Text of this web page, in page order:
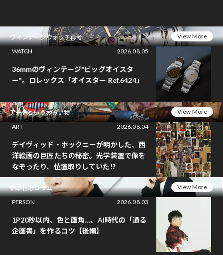
ヴィンテージウォッチ再考
View More
WATCH
2026.08.05
36mmのヴィンテージ"ビッグオイスタ
ー"。ロレックス「オイスター Ref.6424」
アートというお買い物
View More
ART
2026.08.04
デイヴィッド・ホックニーが明かした、西
洋絵画の巨匠たちの秘密。光学装置で像を
なぞったり、位置取りしていた!?
桝本壮志コラム
View More
PERSON
2026.08.03
1P20秒以内、色と画角…、AI時代の「通る
企画書」を作るコツ【後編】